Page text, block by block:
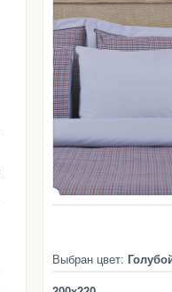
Выбран цвет: